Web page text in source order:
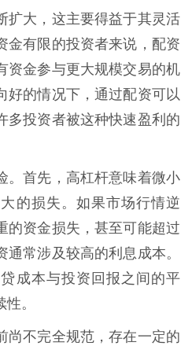
扩大，这主要得益于其灵活
金有限的投资者来说，配资
资金参与更大规模交易的机
好的情况下，通过配资可以
多投资者被这种快速盈利的
。首先，高杠杆意味着微小
的损失。如果市场行情逆
的资金损失，甚至可能超过
常涉及较高的利息成本。
成本与投资回报之间的平
。
尚不完全规范，存在一定的